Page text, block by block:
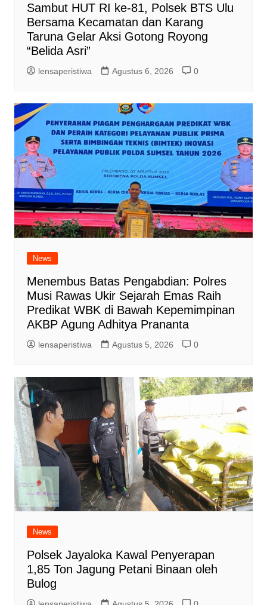
Sambut HUT RI ke-81, Polsek BTS Ulu
Bersama Kecamatan dan Karang
Taruna Gelar Aksi Gotong Royong
“Belida Asri”
lensaperistiwa Agustus 6, 2026 0
News
Menembus Batas Pengabdian: Polres
Musi Rawas Ukir Sejarah Emas Raih
Predikat WBK di Bawah Kepemimpinan
AKBP Agung Adhitya Prananta
lensaperistiwa Agustus 5, 2026 0
News
Polsek Jayaloka Kawal Penyerapan
1,85 Ton Jagung Petani Binaan oleh
Bulog